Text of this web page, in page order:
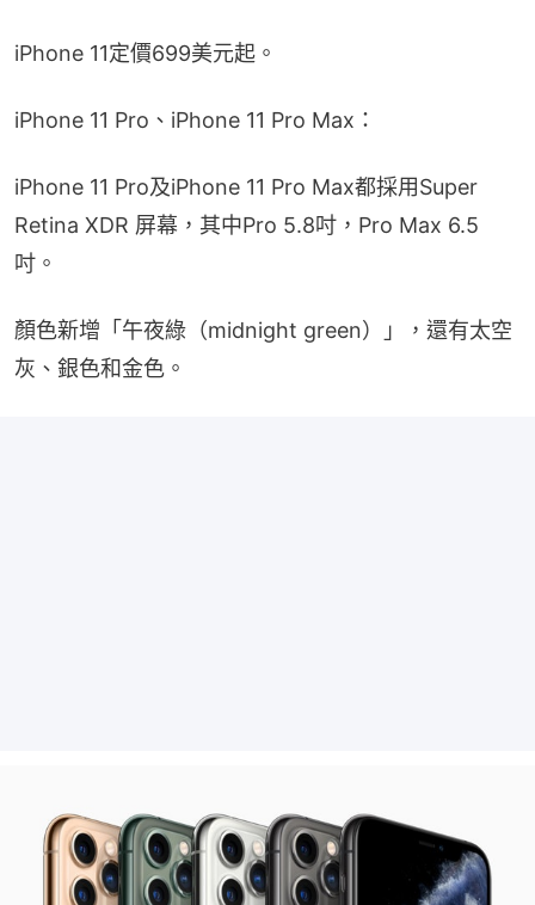
iPhone 11定價699美元起。
iPhone 11 Pro、iPhone 11 Pro Max：
iPhone 11 Pro及iPhone 11 Pro Max都採用Super
Retina XDR 屏幕，其中Pro 5.8吋，Pro Max 6.5
吋。
顏色新增「午夜綠（midnight green）」，還有太空
灰、銀色和金色。